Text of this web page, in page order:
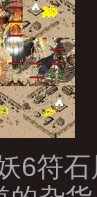
6符